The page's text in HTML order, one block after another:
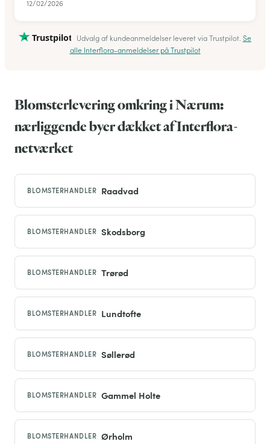
12/02/2026
Trustpilot Udvalg af kundeanmeldelser leveret via Trustpilot. Se
alle Interflora-anmeldelser på Trustpilot
Blomsterlevering omkring i Nærum:
nærliggende byer dækket af Interflora-
netværket
BLOMSTERHANDLER Raadvad
BLOMSTERHANDLER Skodsborg
BLOMSTERHANDLER Trørød
BLOMSTERHANDLER Lundtofte
BLOMSTERHANDLER Søllerød
BLOMSTERHANDLER Gammel Holte
BLOMSTERHANDLER Ørholm